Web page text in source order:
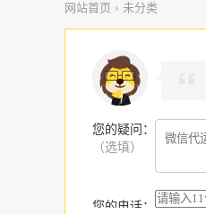
网站首页 › 未分类
您的疑问
（选填）
：
您的电话：